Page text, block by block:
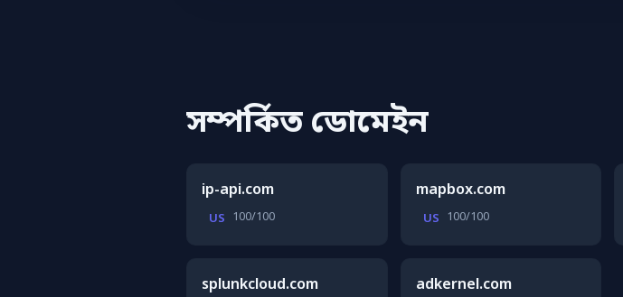
সম্পর্কিত ডোমেইন
ip-api.com
US 100/100
mapbox.com
US 100/100
splunkcloud.com adkernel.com